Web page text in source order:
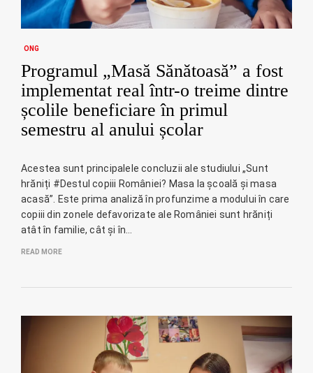
ONG
Programul „Masă Sănătoasă” a fost
implementat real într-o treime dintre
școlile beneficiare în primul
semestru al anului școlar
Acestea sunt principalele concluzii ale studiului „Sunt
hrăniți #Destul copiii României? Masa la școală și masa
acasă”. Este prima analiză în profunzime a modului în care
copiii din zonele defavorizate ale României sunt hrăniți
atât în familie, cât și în…
READ MORE